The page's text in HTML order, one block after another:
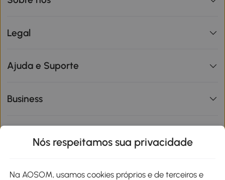
Legal
Ajuda e Suporte
Business
Nós respeitamos sua privacidade
Na AOSOM, usamos cookies próprios e de terceiros e